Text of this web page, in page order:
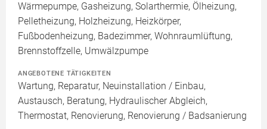
Wärmepumpe, Gasheizung, Solarthermie, Ölheizung,
Pelletheizung, Holzheizung, Heizkörper,
Fußbodenheizung, Badezimmer, Wohnraumlüftung,
Brennstoffzelle, Umwälzpumpe
ANGEBOTENE TÄTIGKEITEN
Wartung, Reparatur, Neuinstallation / Einbau,
Austausch, Beratung, Hydraulischer Abgleich,
Thermostat, Renovierung, Renovierung / Badsanierung